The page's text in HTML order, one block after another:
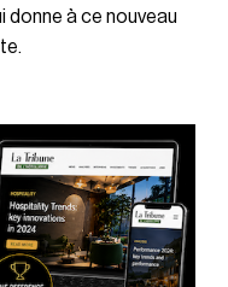
donne à ce nouveau